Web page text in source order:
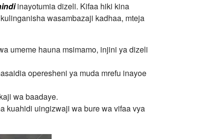
inayotumia dizeli. Kifaa hiki kina
wasambazaji kadhaa, mteja
umeme hauna msimamo, injini ya dizeli
operesheni ya muda mrefu inayoe
wa baadaye.
kuahidi uingizwaji wa bure wa vifaa vya